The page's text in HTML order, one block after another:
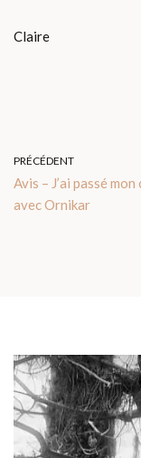
Claire
PRÉCÉDENT
Avis – J’ai passé mon
avec Ornikar